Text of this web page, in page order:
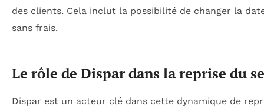
des clients. Cela inclut la possibilité de changer la
sans frais.
Le rôle de Dispar dans la reprise du
Dispar est un acteur clé dans cette dynamique de